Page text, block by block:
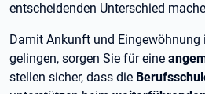
entscheidenden Unterschied
Damit Ankunft und Eingewöhnung
gelingen, sorgen Sie für eine
stellen sicher, dass die